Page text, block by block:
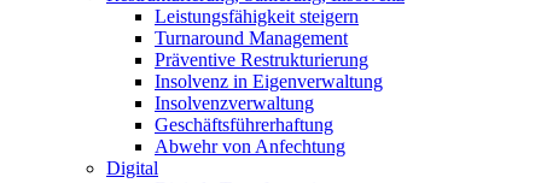
Leistungsfähigkeit steigern
Turnaround Management
Präventive Restrukturierung
Insolvenz in Eigenverwaltung
Insolvenzverwaltung
Geschäftsführerhaftung
Abwehr von Anfechtung
Digital